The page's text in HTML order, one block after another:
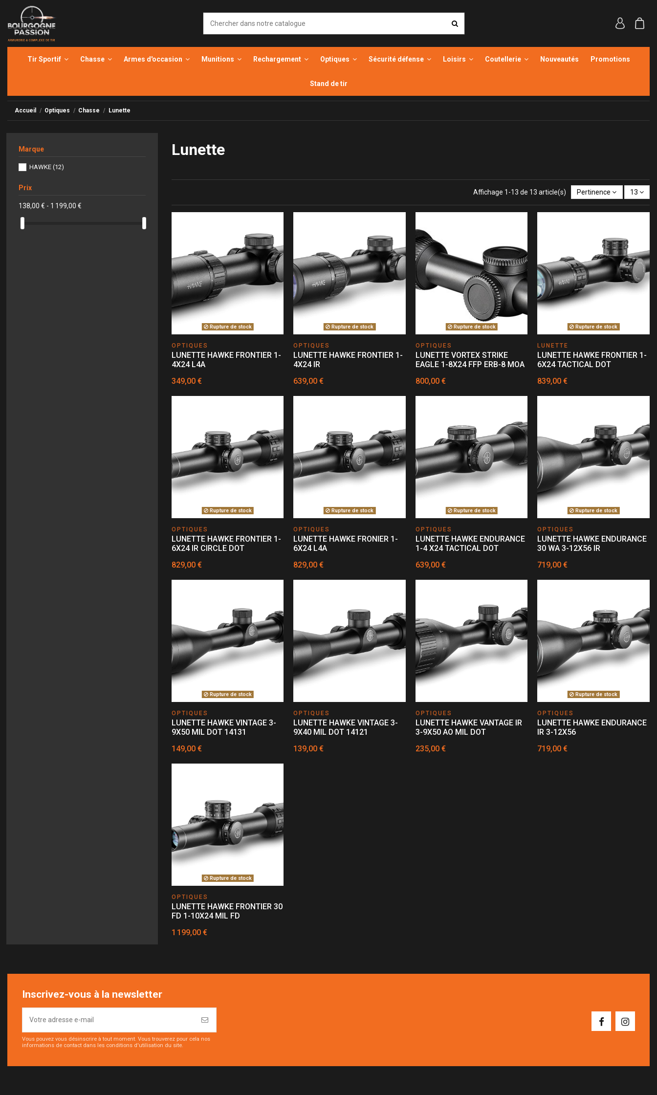
Tir Sportif Chasse Armes d'occasion Munitions Rechargement Optiques Sécurité défense Loisirs Coutellerie Nouveautés Promotions
Stand de tir
Accueil Optiques Chasse Lunette
Lunette
Affichage 1-13 de 13 article(s) Pertinence 13
Rupture de stock
OPTIQUES
LUNETTE HAWKE FRONTIER 1-
4X24 L4A
349,00 €
Rupture de stock
OPTIQUES
LUNETTE HAWKE FRONTIER 1-
4X24 IR
639,00 €
Rupture de stock
OPTIQUES
LUNETTE VORTEX STRIKE
EAGLE 1-8X24 FFP ERB-8 MOA
800,00 €
Rupture de stock
LUNETTE
LUNETTE HAWKE FRONTIER 1-
6X24 TACTICAL DOT
839,00 €
Rupture de stock
OPTIQUES
LUNETTE HAWKE FRONTIER 1-
6X24 IR CIRCLE DOT
829,00 €
Rupture de stock
OPTIQUES
LUNETTE HAWKE FRONIER 1-
6X24 L4A
829,00 €
Rupture de stock
OPTIQUES
LUNETTE HAWKE ENDURANCE
1-4 X24 TACTICAL DOT
639,00 €
Rupture de stock
OPTIQUES
LUNETTE HAWKE ENDURANCE
30 WA 3-12X56 IR
719,00 €
Rupture de stock
OPTIQUES
LUNETTE HAWKE VINTAGE 3-
9X50 MIL DOT 14131
149,00 €
OPTIQUES
LUNETTE HAWKE VINTAGE 3-
9X40 MIL DOT 14121
139,00 €
OPTIQUES
LUNETTE HAWKE VANTAGE IR
3-9X50 AO MIL DOT
235,00 €
Rupture de stock
OPTIQUES
LUNETTE HAWKE ENDURANCE
IR 3-12X56
719,00 €
Rupture de stock
OPTIQUES
LUNETTE HAWKE FRONTIER 30
FD 1-10X24 MIL FD
1 199,00 €
Marque
HAWKE(12)
Prix
138,00 € - 1 199,00 €
Inscrivez-vous à la newsletter
Vous pouvez vous désinscrire à tout moment. Vous trouverez pour cela nos
informations de contact dans les conditions d'utilisation du site.